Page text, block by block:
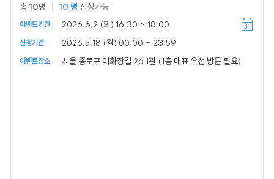
총10명 10 명 신청가능
이벤트기간 2026.6.2 (화) 16:30 ~ 18:00
신청기간 2026.5.18 (월) 00:00 ~ 23:59
이벤트장소 서울 종로구 이화장길 26 1관 (1층 매표 우선 방문 필요)